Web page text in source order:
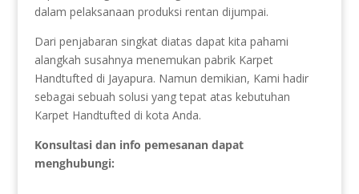
dalam pelaksanaan produksi rentan dijumpai.
Dari penjabaran singkat diatas dapat kita pahami
alangkah susahnya menemukan pabrik Karpet
Handtufted di Jayapura. Namun demikian, Kami hadir
sebagai sebuah solusi yang tepat atas kebutuhan
Karpet Handtufted di kota Anda.
Konsultasi dan info pemesanan dapat
menghubungi: